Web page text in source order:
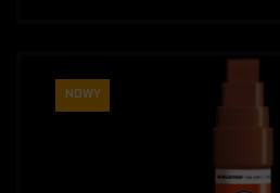
NOWY